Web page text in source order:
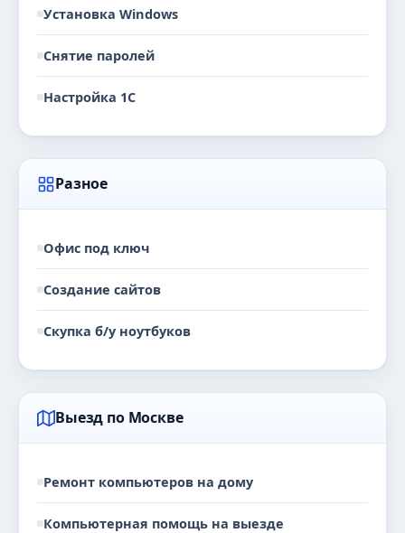
Установка Windows
Снятие паролей
Настройка 1С
Разное
Офис под ключ
Создание сайтов
Скупка б/у ноутбуков
Выезд по Москве
Ремонт компьютеров на дому
Компьютерная помощь на выезде